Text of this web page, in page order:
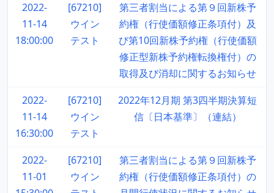
2022-
11-14
18:00:00
[67210]
ウイン
テスト
第三者割当による第９回新株予
約権（行使価額修正条項付）及
び第10回新株予約権（行使価額
修正型新株予約権転換権付）の
取得及び消却に関するお知らせ
2022-
11-14
16:30:00
[67210]
ウイン
テスト
2022年12月期 第3四半期決算短
信〔日本基準〕（連結）
2022-
11-01
[67210]
ウイン
第三者割当による第９回新株予
約権（行使価額修正条項付）の